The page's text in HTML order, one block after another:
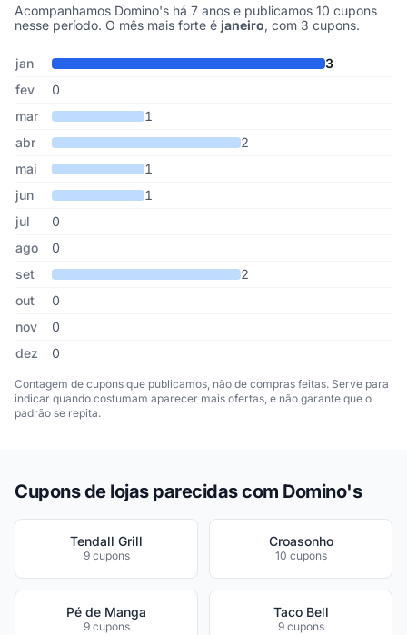
Acompanhamos Domino's há 7 anos e publicamos 10 cupons
nesse período. O mês mais forte é janeiro, com 3 cupons.
Cupons de Domino's publicados por mês, somando os últimos 7
Mês Cupons publicadosDesconto médio
jan
3
fev
0
mar
1
abr
2
mai
1
jun
1
jul
0
ago
0
set
2
out
0
nov
0
dez
0
Contagem de cupons que publicamos, não de compras feitas. Serve para
indicar quando costumam aparecer mais ofertas, e não garante que o
padrão se repita.
Cupons de lojas parecidas com Domino's
Tendall Grill
9 cupons
Croasonho
10 cupons
Pé de Manga
9 cupons
Taco Bell
9 cupons